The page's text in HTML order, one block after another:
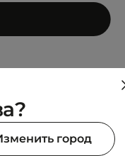
Backpack
город